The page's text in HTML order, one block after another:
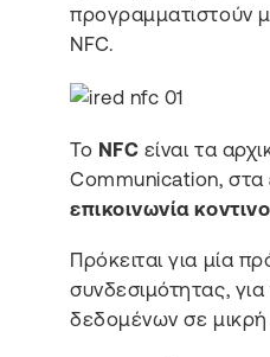
προγραμματιστούν
NFC.
Το NFC είναι τα
Communication, στα
επικοινωνία
Πρόκειται για μία
συνδεσιμότητας,
δεδομένων σε μικρή